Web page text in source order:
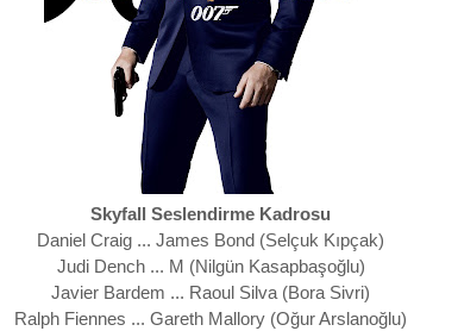
Skyfall Seslendirme Kadrosu
Daniel Craig ... James Bond (Selçuk Kıpçak)
Judi Dench ... M (Nilgün Kasapbaşoğlu)
Javier Bardem ... Raoul Silva (Bora Sivri)
Ralph Fiennes ... Gareth Mallory (Oğur Arslanoğlu)